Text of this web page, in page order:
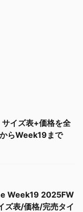
イズ表+価格を全
らWeek19まで
Week19 2025FW
ズ表/価格/完売タイ